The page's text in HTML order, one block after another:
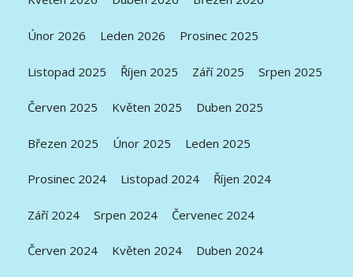
Únor 2026 Leden 2026 Prosinec 2025
Listopad 2025 Říjen 2025 Září 2025 Srpen 2025
Červen 2025 Květen 2025 Duben 2025
Březen 2025 Únor 2025 Leden 2025
Prosinec 2024 Listopad 2024 Říjen 2024
Září 2024 Srpen 2024 Červenec 2024
Červen 2024 Květen 2024 Duben 2024